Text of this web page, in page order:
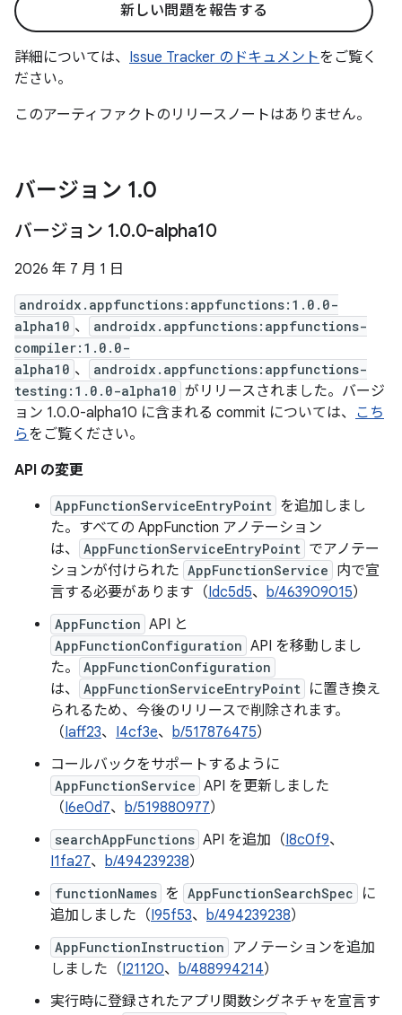
新しい問題を報告する
詳細については、 Issue Tracker のドキュメントをご覧く
ださい。
このアーティファクトのリリースノートはありません。
バージョン 1.0
バージョン 1.0.0-alpha10
2026 年 7 月 1 日
androidx.appfunctions:appfunctions:1.0.0-
alpha10 、
androidx.appfunctions:appfunctions-
compiler:1.0.0-
alpha10 、
androidx.appfunctions:appfunctions-
testing:1.0.0-alpha10 がリリースされました。バージ
ョン 1.0.0-alpha10 に含まれる commit については、 こち
らをご覧ください。
API の変更
AppFunctionServiceEntryPoint を追加しまし
た。すべての AppFunction アノテーション
は、
AppFunctionServiceEntryPoint でアノテー
ションが付けられた AppFunctionService 内で宣
言する必要があります（Idc5d5、 b/463909015）
AppFunction API と
AppFunctionConfiguration API を移動しまし
た。
AppFunctionConfiguration
は、 AppFunctionServiceEntryPoint に置き換え
られるため、今後のリリースで削除されます。
（Iaff23、 I4cf3e、 b/517876475）
コールバックをサポートするように
AppFunctionService API を更新しました
（I6e0d7、 b/519880977）
searchAppFunctions API を追加（I8c0f9、
I1fa27、 b/494239238）
functionNames を AppFunctionSearchSpec
に
追加しました（I95f53、 b/494239238）
AppFunctionInstruction アノテーションを追加
しました（I21120、 b/488994214）
実行時に登録されたアプリ関数シグネチャを宣言す